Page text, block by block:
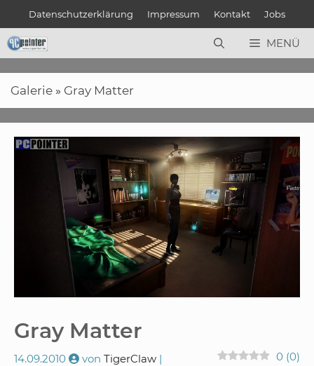
springen
Datenschutzerklärung Impressum Kontakt Jobs
MENÜ
Galerie » Gray Matter
Gray Matter
14.09.2010 von TigerClaw 0 (0)